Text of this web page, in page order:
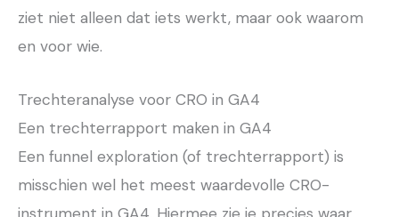
ziet niet alleen dat iets werkt, maar ook waarom
en voor wie.
Trechteranalyse voor CRO in GA4
Een trechterrapport maken in GA4
Een funnel exploration (of trechterrapport) is
misschien wel het meest waardevolle CRO-
instrument in GA4. Hiermee zie je precies waar